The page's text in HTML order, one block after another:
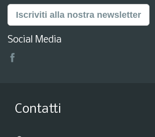
Iscriviti alla nostra newsletter
Social Media
Contatti